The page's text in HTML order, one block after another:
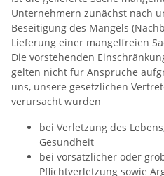
Unternehmern zunächst nach
Beseitigung des Mangels
Lieferung einer mangelfreien
Die vorstehenden
gelten nicht für Ansprüche
uns, unsere gesetzlichen
verursacht wurden
bei Verletzung des
Gesundheit
bei vorsätzlicher oder
Pflichtverletzung sowie